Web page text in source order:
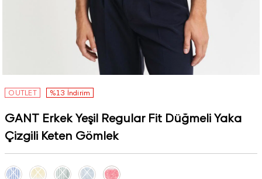
OUTLET %13 İndirim
GANT Erkek Yeşil Regular Fit Düğmeli Yaka
Çizgili Keten Gömlek